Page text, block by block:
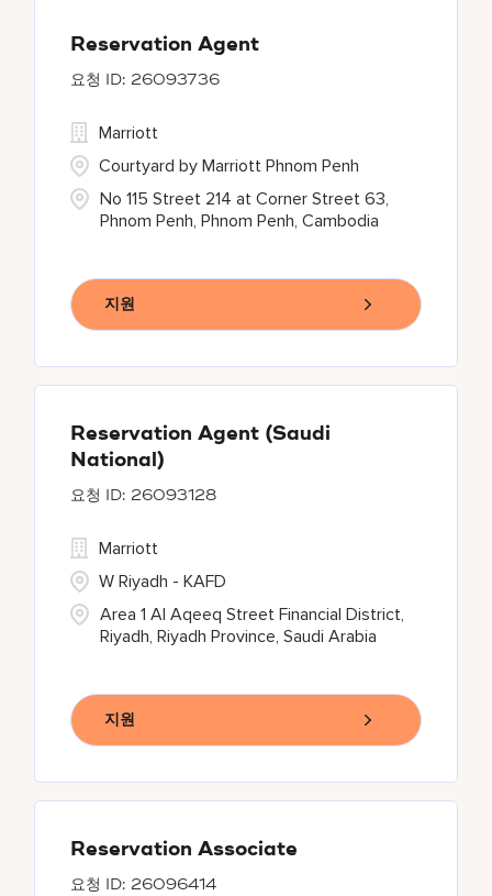
Reservation Agent
26093736
No 115 Street 214 at Corner Street 63,
Phnom Penh, Phnom Penh, Cambodia
Marriott
Courtyard by Marriott Phnom Penh
지원
Reservation Agent (Saudi
National)
26093128
Area 1 Al Aqeeq Street Financial District,
Riyadh, Riyadh Province, Saudi Arabia
Marriott
W Riyadh - KAFD
지원
Reservation Associate
26096414